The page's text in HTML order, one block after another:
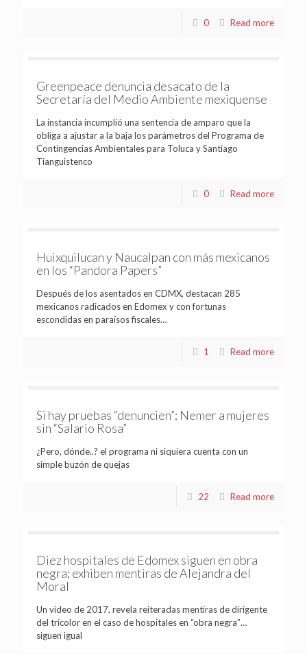
0 Read more
Greenpeace denuncia desacato de la
Secretaría del Medio Ambiente mexiquense
La instancia incumplió una sentencia de amparo que la
obliga a ajustar a la baja los parámetros del Programa de
Contingencias Ambientales para Toluca y Santiago
Tianguistenco
0 Read more
Huixquilucan y Naucalpan con más mexicanos
en los “Pandora Papers”
Después de los asentados en CDMX, destacan 285
mexicanos radicados en Edomex y con fortunas
escondidas en paraísos fiscales…
1 Read more
Si hay pruebas “denuncien”; Nemer a mujeres
sin “Salario Rosa”
¿Pero, dónde..? el programa ni siquiera cuenta con un
simple buzón de quejas
22 Read more
Diez hospitales de Edomex siguen en obra
negra; exhiben mentiras de Alejandra del
Moral
Un video de 2017, revela reiteradas mentiras de dirigente
del tricolor en el caso de hospitales en “obra negra”…
siguen igual